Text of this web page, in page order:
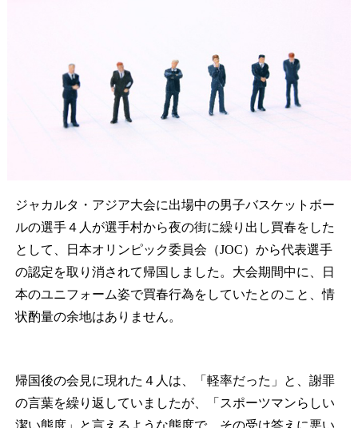
ジャカルタ・アジア大会に出場中の男子バスケットボー
ルの選手４人が選手村から夜の街に繰り出し買春をした
として、日本オリンピック委員会（JOC）から代表選手
の認定を取り消されて帰国しました。大会期間中に、日
本のユニフォーム姿で買春行為をしていたとのこと、情
状酌量の余地はありません。
帰国後の会見に現れた４人は、「軽率だった」と、謝罪
の言葉を繰り返していましたが、「スポーツマンらしい
潔い態度」と言えるような態度で、その受け答えに悪い